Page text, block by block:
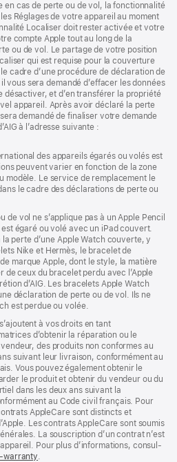
en cas de perte ou de vol, la fonctionnalité
Réglages de votre appareil au moment
Localiser doit rester activée et votre
compte Apple tout au long de la
ou de vol. Le partage de votre position
qui est requise pour la couverture
cadre d’une procédure de déclaration de
vous sera demandé d’effacer les données
désactiver, et d’en transférer la propriété
appareil. Après avoir déclaré la perte
demandé de finaliser votre demande
à l’adresse suivante :
des appareils égarés ou volés est
peuvent varier en fonction de la zone
modèle. Le service de remplacement le
le cadre des déclarations de perte ou
de vol ne s’applique pas à un Apple Pencil
égaré ou volé avec un iPad couvert.
perte d’une Apple Watch couverte, y
Nike et Hermès, le bracelet de
marque Apple, dont le style, la matière
ceux du bracelet perdu avec l’Apple
d’AIG. Les bracelets Apple Watch
déclaration de perte ou de vol. Ils ne
est perdue ou volée.
à vos droits en tant
d’obtenir la réparation ou le
des pro­duits non conformes au
suivant leur livraison, conformément au
Vous pouvez égale­ment obtenir le
le produit et obtenir du vendeur ou du
dans les deux ans suivant la
au Code civil français. Pour
AppleCare sont distincts et
Les contrats AppleCare sont soumis
La souscription d’un contrat n’est
Pour plus d’infor­mations, consul­
warranty(s’ouvre
.